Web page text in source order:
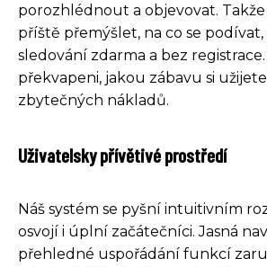
porozhlédnout a objevovat.
příště přemýšlet, na co se
sledování zdarma a bez
překvapeni, jakou zábavu si
zbytečných nákladů.
Uživatelsky přívětivé prostředí
Náš systém se pyšní intuitivním
osvojí i úplní začátečníci. Jasná
přehledné uspořádání funkcí